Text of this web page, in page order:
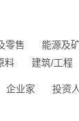
零售 能源及
料 建筑/工程
企业家 投资人